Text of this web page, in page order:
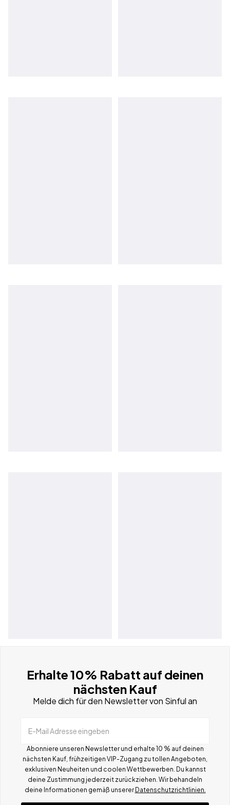
Erhalte 10% Rabatt auf deinen
nächsten Kauf
Melde dich für den Newsletter von Sinful an
E-Mail Adresse eingeben
Abonniere unseren Newsletter und erhalte 10 % auf deinen
nächsten Kauf, frühzeitigen VIP-Zugang zu tollen Angeboten,
exklusiven Neuheiten und coolen Wettbewerben. Du kannst
deine Zustimmung jederzeit zurückziehen. Wir behandeln
deine Informationen gemäß unserer Datenschutzrichtlinien.